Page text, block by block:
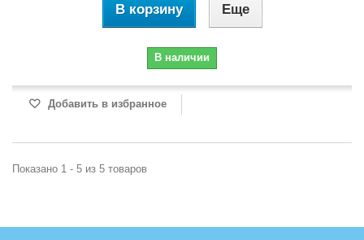
В корзину Еще
В наличии
Добавить в избранное
Показано 1 - 5 из 5 товаров